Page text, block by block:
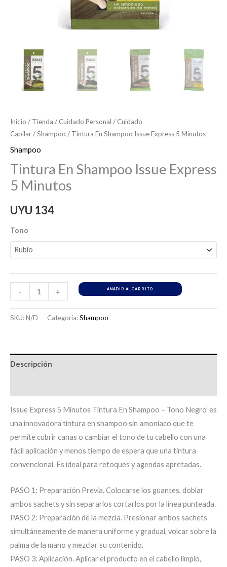
Inicio / Tienda / Cuidado Personal / Cuidado
Capilar/Shampoo / Tintura En Shampoo Issue Express 5 Minutos
Shampoo
Tintura En Shampoo Issue Express
5 Minutos
UYU 134
Tono
- + AÑADIR AL CARRITO
SKU:N/D Categoría:Shampoo
Descripción
Issue Express 5 Minutos Tintura En Shampoo – Tono Negro’ es
una innovadora tintura en shampoo sin amoníaco que te
permite cubrir canas o cambiar el tono de tu cabello con una
fácil aplicación y menos tiempo de espera que una tintura
convencional. Es ideal para retoques y agendas apretadas.
PASO 1: Preparación Previa. Colocarse los guantes, doblar
ambos sachets y sin separarlos cortarlos por la línea punteada.
PASO 2: Preparación de la mezcla. Presionar ambos sachets
simultáneamente de manera uniforme y gradual, volcar sobre la
palma de la mano y mezclar su contenido.
PASO 3: Aplicación. Aplicar el producto en el cabello limpio,